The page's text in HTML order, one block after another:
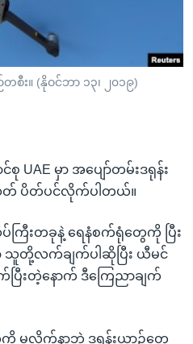
စီး။ (နိုဝင်ဘာ ၁၃၊ ၂၀၁၉)
စု UAE မှာ အပျော်တမ်းဒရုန်း
တ် ပိတ်ပင်လိုက်ပါတယ်။
ြီးတခုနဲ့ ရေနံစက်ရုံတွေကို ပြီး
လက်ချက်ပါဆိုပြီး ယီမင်
းတဲ့နောက် ဒီကြေညာချက်
ကို မလိုက်နာဘဲ ဒရုန်းယာဉ်တွေ